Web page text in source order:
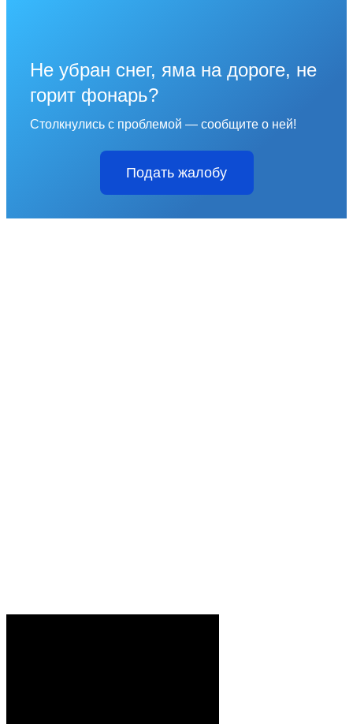
Не убран снег, яма на дороге, не
горит фонарь?
Столкнулись с проблемой — сообщите о ней!
Подать жалобу